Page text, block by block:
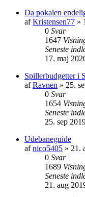
Da pokalen
afKristensen77 »
0 Svar
1647
Seneste
17. maj
Spillerbudgetter i
afRavnen » 25.
0 Svar
1654
Seneste
25. sep
Udebaneguide
afnico5405 » 21.
0 Svar
1689
Seneste
21. aug